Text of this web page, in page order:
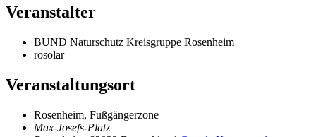
Veranstalter
BUND Naturschutz Kreisgruppe Rosenheim
rosolar
Veranstaltungsort
Rosenheim, Fußgängerzone
Max-Josefs-Platz